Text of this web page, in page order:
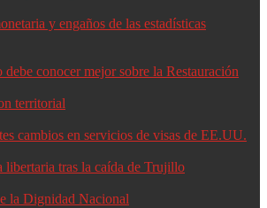
y engaños de las estadísticas
debe conocer mejor sobre la Restauración
territorial
cambios en servicios de visas de EE.UU.
libertaria tras la caída de Trujillo
la Dignidad Nacional